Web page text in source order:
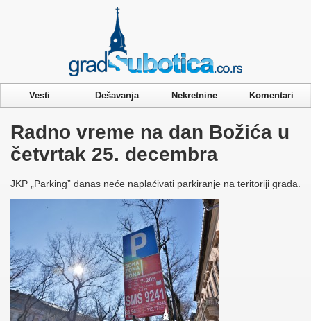
Vesti Dešavanja Nekretnine Komentari
Radno vreme na dan Božića u
četvrtak 25. decembra
JKP „Parking” danas neće naplaćivati parkiranje na teritoriji grada.
Privacy & Cookies Policy